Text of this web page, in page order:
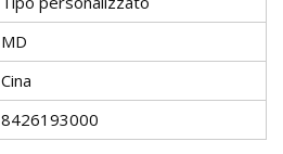
MD
Cina
8426193000